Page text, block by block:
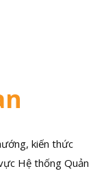
kiến thức
Hệ thống Quản